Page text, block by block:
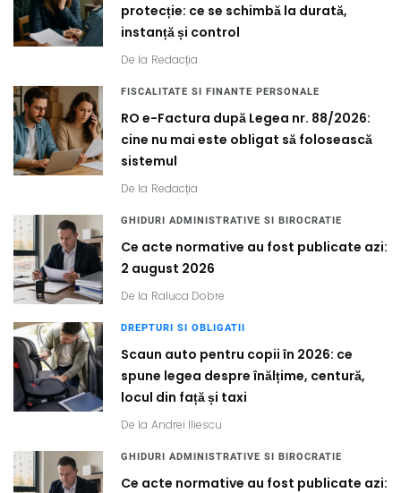
protecție: ce se schimbă la durată,
instanță și control
De la Redacția
FISCALITATE SI FINANTE PERSONALE
RO e-Factura după Legea nr. 88/2026:
cine nu mai este obligat să folosească
sistemul
De la Redacția
GHIDURI ADMINISTRATIVE SI BIROCRATIE
Ce acte normative au fost publicate azi:
2 august 2026
De la Raluca Dobre
DREPTURI SI OBLIGATII
Scaun auto pentru copii în 2026: ce
spune legea despre înălțime, centură,
locul din față și taxi
De la Andrei Iliescu
GHIDURI ADMINISTRATIVE SI BIROCRATIE
Ce acte normative au fost publicate azi: